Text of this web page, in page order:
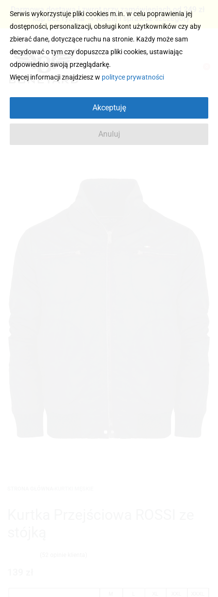
Darmowa dostawa i zwrot przy zamówieniach od 249 zł
– kup bez ryzyka → Kliknij i sprawdź szczegóły
Serwis wykorzystuje pliki cookies m.in. w celu poprawienia jej
dostępności, personalizacji, obsługi kont użytkowników czy aby
zbierać dane, dotyczące ruchu na stronie. Każdy może sam
decydować o tym czy dopuszcza pliki cookies, ustawiając
odpowiednio swoją przeglądarkę.
Więcej informacji znajdziesz w polityce prywatności
Akceptuję
Anuluj